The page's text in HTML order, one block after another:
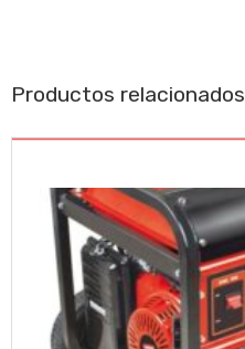
Productos relacionados